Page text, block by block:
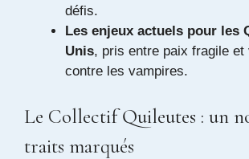
défis.
Les enjeux actuels pour les
Unis, pris entre paix fragile et
contre les vampires.
Le Collectif Quileutes : un
traits marqués